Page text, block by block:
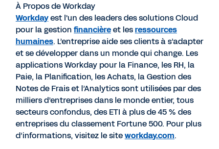
À Propos de Workday
Workdayest l'un des leaders des solutions Cloud
pour la gestion financièreet lesressources
humaines. L’entreprise aide ses clients à s’adapter
et se développer dans un monde qui change. Les
applications Workday pour la Finance, les RH, la
Paie, la Planification, les Achats, la Gestion des
Notes de Frais et l’Analytics sont utilisées par des
milliers d’entreprises dans le monde entier, tous
secteurs confondus, des ETI à plus de 45 % des
entreprises du classement Fortune 500. Pour plus
d’informations, visitez le siteworkday.com.